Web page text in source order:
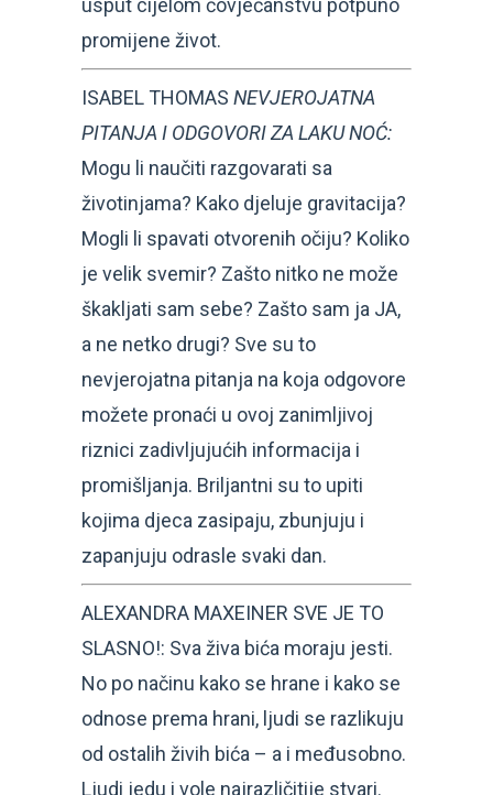
promijene život.
ISABEL THOMAS NEVJEROJATNA
PITANJA I ODGOVORI ZA LAKU NOĆ:
Mogu li naučiti razgovarati sa
životinjama? Kako djeluje gravitacija?
Mogli li spavati otvorenih očiju? Koliko
je velik svemir? Zašto nitko ne može
škakljati sam sebe? Zašto sam ja JA,
a ne netko drugi? Sve su to
nevjerojatna pitanja na koja odgovore
možete pronaći u ovoj zanimljivoj
riznici zadivljujućih informacija i
promišljanja. Briljantni su to upiti
kojima djeca zasipaju, zbunjuju i
zapanjuju odrasle svaki dan.
ALEXANDRA MAXEINER SVE JE TO
SLASNO!: Sva živa bića moraju jesti.
No po načinu kako se hrane i kako se
odnose prema hrani, ljudi se razlikuju
od ostalih živih bića – a i međusobno.
Ljudi jedu i vole najrazličitije stvari.